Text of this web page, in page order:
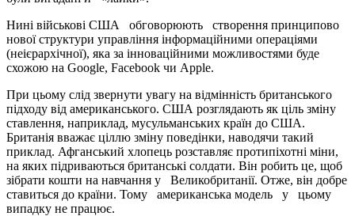
Нині військові США обговорюють створення принципово
нової структури управління інформаційними операціями
(неієрархічної), яка за інноваційними можливостями буде
схожою на Google, Facebook чи Apple.
При цьому слід звернути увагу на відмінність британського
підходу від американського. США розглядають як ціль зміну
ставлення, наприклад, мусульманських країн до США.
Британія вважає ціллю зміну поведінки, наводячи такий
приклад. Афганський хлопець розставляє протипіхотні міни,
на яких підриваються британські солдати. Він робить це, щоб
зібрати кошти на навчання у Великобританії. Отже, він добре
ставиться до країни. Тому американська модель у цьому
випадку не працює.